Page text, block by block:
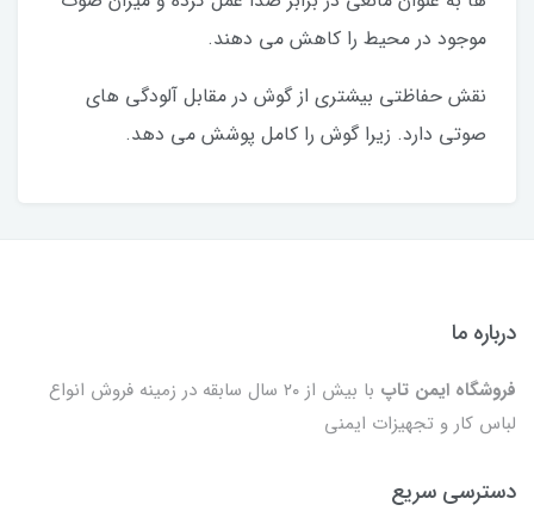
موجود در محیط را کاهش می دهند.
نقش حفاظتی بیشتری از گوش در مقابل آلودگی های
صوتی دارد. زیرا گوش را کامل پوشش می دهد.
درباره ما
فروشگاه ایمن تاپ
با بیش از ۲۰ سال سابقه در زمینه فروش انواع
لباس کار و تجهیزات ایمنی
دسترسی سریع